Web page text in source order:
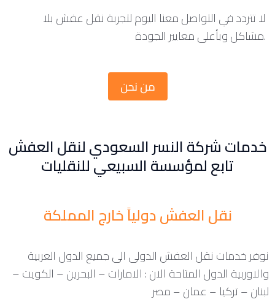
لا تتردد في التواصل معنا اليوم لتجربة نقل عفش بلا
مشاكل وبأعلى معايير الجودة.
من نحن
خدمات شركة النسر السعودي لنقل العفش
تابع لمؤسسة السبيعي للنقليات
نقل العفش دولياً خارج المملكة
نوفر خدمات نقل العفش الدولى الى جميع الدول العربية
والاوربية الدول المتاحة الان : الامارات – البحرين – الكويت –
لبنان – تركيا – عمان – مصر